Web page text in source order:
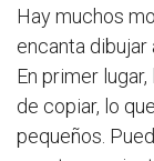
Hay muchos
encanta
En primer
de copiar, lo
pequeños.